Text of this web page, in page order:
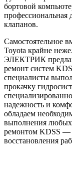
бортовой
профессиональная
клапанов.
Самостоятельное
Toyota крайне
ЭЛЕКТРИК
ремонт систем
специалисты
прокачку
надежность и
обладаем
выполнения любых
ремонтом KDSS —
восстановления